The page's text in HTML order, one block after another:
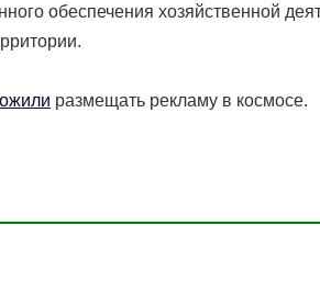
обеспечения хозяйственной
размещать рекламу в космосе.